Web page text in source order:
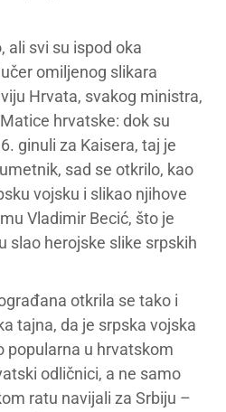
ali svi su ispod oka
omiljenog slikara
Hrvata, svakog ministra,
hrvatske: dok su
ginuli za Kaisera, taj je
sad se otkrilo, kao
vojsku i slikao njihove
Vladimir Becić, što je
slao herojske slike srpskih
otkrila se tako i
tajna, da je srpska vojska
popularna u hrvatskom
odličnici, a ne samo
ratu navijali za Srbiju –